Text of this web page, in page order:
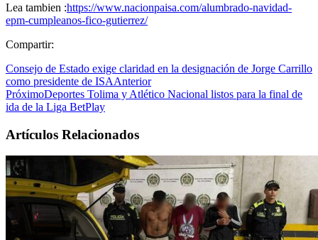
Lea tambien :https://www.nacionpaisa.com/alumbrado-navidad-
epm-cumpleanos-fico-gutierrez/
Compartir:
Consejo de Estado exige claridad en la designación de Jorge Carrillo
como presidente de ISAAnterior
PróximoDeportes Tolima y Atlético Nacional listos para la final de
ida de la Liga BetPlay
Artículos Relacionados